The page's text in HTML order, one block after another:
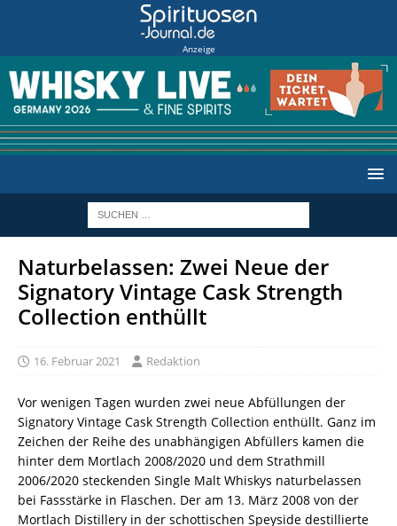
Anzeige
Naturbelassen: Zwei Neue der
Signatory Vintage Cask Strength
Collection enthüllt
16. Februar 2021 Redaktion
Vor wenigen Tagen wurden zwei neue Abfüllungen der
Signatory Vintage Cask Strength Collection enthüllt. Ganz im
Zeichen der Reihe des unabhängigen Abfüllers kamen die
hinter dem Mortlach 2008/2020 und dem Strathmill
2006/2020 steckenden Single Malt Whiskys naturbelassen
bei Fassstärke in Flaschen. Der am 13. März 2008 von der
Mortlach Distillery in der schottischen Speyside destillierte